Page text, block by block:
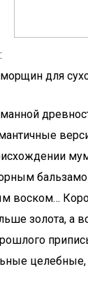
для
воском…
золота, а
целебные,